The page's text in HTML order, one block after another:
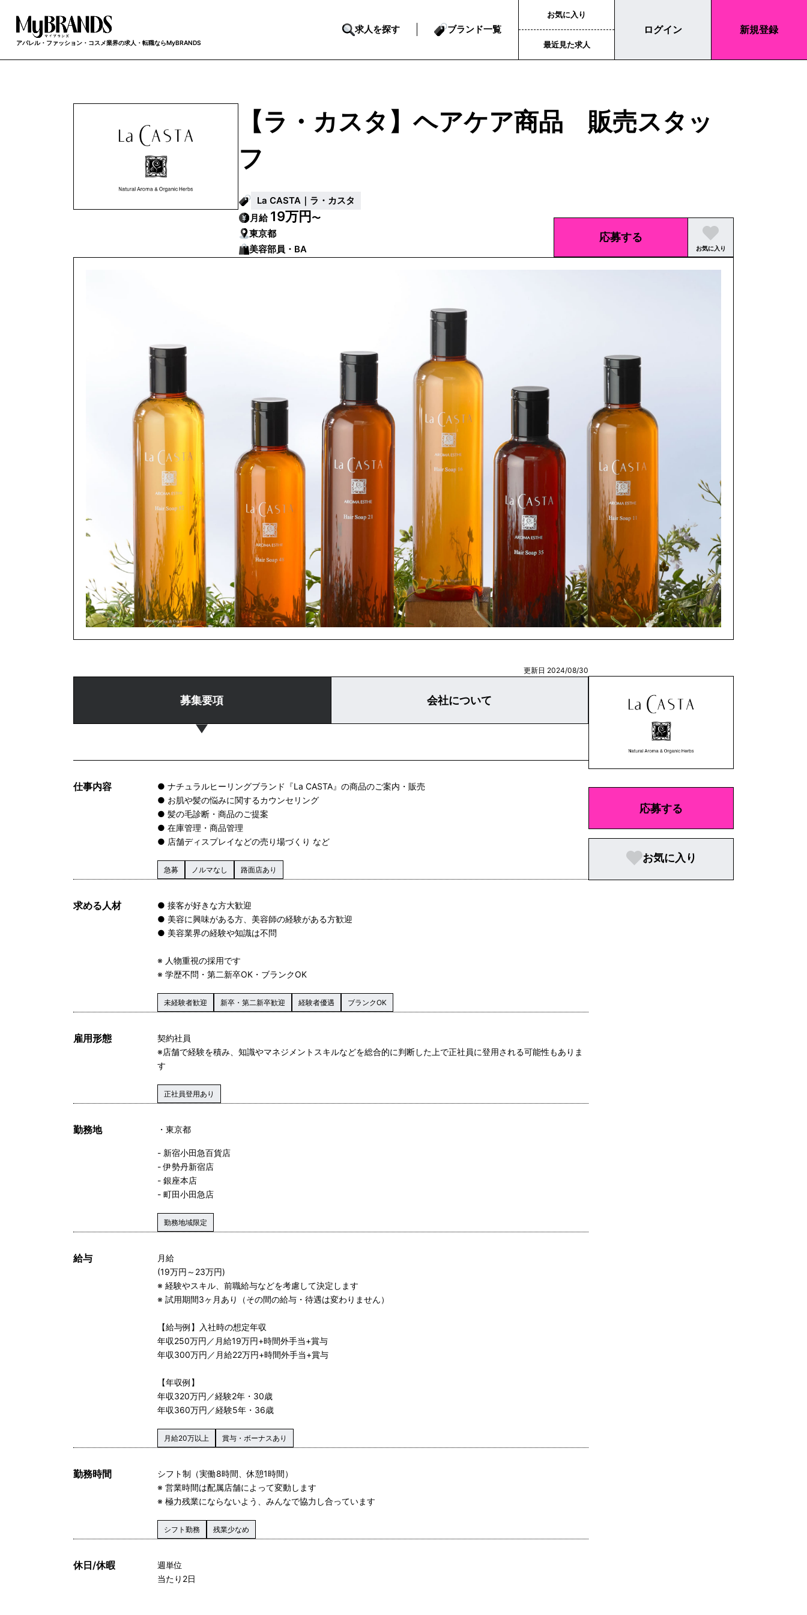
アパレル・ファッション・コスメ業界の求人・転職ならMyBRANDS
求人を探す ブランド一覧
お気に入り
最近見た求人
ログイン 新規登録
【ラ・カスタ】ヘアケア商品 販売スタッ
フ
La CASTA｜ラ・カスタ
月給 19万円〜
東京都
美容部員・BA
応募する
お気に入り
更新日 2024/08/30
募集要項 会社について
仕事内容
● ナチュラルヒーリングブランド『La CASTA』の商品のご案内・販売
● お肌や髪の悩みに関するカウンセリング
● 髪の毛診断・商品のご提案
● 在庫管理・商品管理
● 店舗ディスプレイなどの売り場づくり など
急募 ノルマなし 路面店あり
求める人材
● 接客が好きな方大歓迎
● 美容に興味がある方、美容師の経験がある方歓迎
● 美容業界の経験や知識は不問
※ 人物重視の採用です
※ 学歴不問・第二新卒OK・ブランクOK
未経験者歓迎 新卒・第二新卒歓迎 経験者優遇 ブランクOK
雇用形態
契約社員
※店舗で経験を積み、知識やマネジメントスキルなどを総合的に判断した上で正社員に登用される可能性もありま
す
正社員登用あり
勤務地 東京都
- 新宿小田急百貨店
- 伊勢丹新宿店
- 銀座本店
- 町田小田急店
勤務地域限定
給与
月給
(19万円～23万円)
※ 経験やスキル、前職給与などを考慮して決定します
※ 試用期間3ヶ月あり（その間の給与・待遇は変わりません）
【給与例】入社時の想定年収
年収250万円／月給19万円+時間外手当+賞与
年収300万円／月給22万円+時間外手当+賞与
【年収例】
年収320万円／経験2年・30歳
年収360万円／経験5年・36歳
月給20万以上 賞与・ボーナスあり
勤務時間
シフト制（実働8時間、休憩1時間）
※ 営業時間は配属店舗によって変動します
※ 極力残業にならないよう、みんなで協力し合っています
シフト勤務 残業少なめ
休日/休暇
週単位
当たり2日
応募する
お気に入り